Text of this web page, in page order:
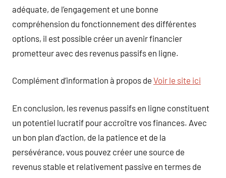
adéquate, de l’engagement et une bonne
compréhension du fonctionnement des différentes
options, il est possible créer un avenir financier
prometteur avec des revenus passifs en ligne.
Complément d’information à propos de Voir le site ici
En conclusion, les revenus passifs en ligne constituent
un potentiel lucratif pour accroître vos finances. Avec
un bon plan d’action, de la patience et de la
persévérance, vous pouvez créer une source de
revenus stable et relativement passive en termes de